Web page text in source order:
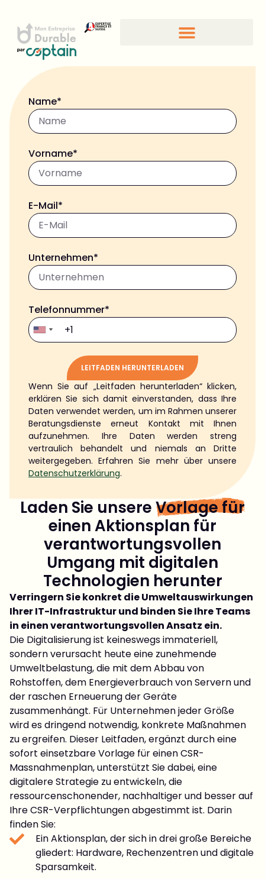
Laden Sie unsereVorlage für
einen Aktionsplan für
verantwortungsvollen
Umgang mit digitalen
Technologien herunter
Verringern Sie konkret die Umweltauswirkungen
Ihrer IT-Infrastruktur und binden Sie Ihre Teams
in einen verantwortungsvollen Ansatz ein.
Die Digitalisierung ist keineswegs immateriell,
sondern verursacht heute eine zunehmende
Umweltbelastung, die mit dem Abbau von
Rohstoffen, dem Energieverbrauch von Servern und
der raschen Erneuerung der Geräte
zusammenhängt. Für Unternehmen jeder Größe
wird es dringend notwendig, konkrete Maßnahmen
zu ergreifen. Dieser Leitfaden, ergänzt durch eine
sofort einsetzbare Vorlage für einen CSR-
Massnahmenplan, unterstützt Sie dabei, eine
digitalere Strategie zu entwickeln, die
ressourcenschonender, nachhaltiger und besser auf
Ihre CSR-Verpflichtungen abgestimmt ist. Darin
finden Sie:
Ein Aktionsplan, der sich in drei große Bereiche
gliedert: Hardware, Rechenzentren und digitale
Sparsamkeit.
Name*
Vorname*
E-Mail*
Unternehmen*
Telefonnummer*
LEITFADEN HERUNTERLADEN
Alternative:
Wenn Sie auf „Leitfaden herunterladen“ klicken,
erklären Sie sich damit einverstanden, dass Ihre
Daten verwendet werden, um im Rahmen unserer
Beratungsdienste erneut Kontakt mit Ihnen
aufzunehmen. Ihre Daten werden streng
vertraulich behandelt und niemals an Dritte
weitergegeben. Erfahren Sie mehr über unsere
Datenschutzerklärung.